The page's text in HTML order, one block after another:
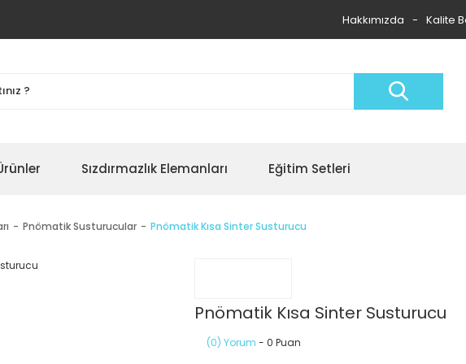
Hakkımızda Kalite
Sızdırmazlık Elemanları Eğitim Setleri
Pnömatik Susturucular Pnömatik Kısa Sinter Susturucu
Pnömatik Kısa Sinter Susturucu
(0) Yorum - 0 Puan